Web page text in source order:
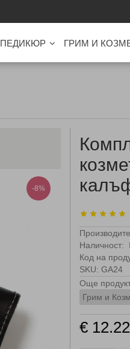
ПЕДИКЮР ГРИМ И
-8%
Наличност:
Код на
SKU: GA24
Още
Грим и
€